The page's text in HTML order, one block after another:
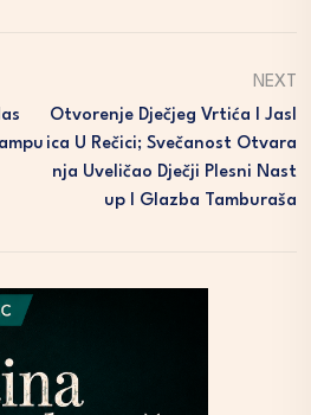
NEXT
Otvorenje Dječjeg Vrtića I Jasl
Ica U Rečici; Svečanost Otvara
Nja Uveličao Dječji Plesni Nast
Up I Glazba Tamburaša